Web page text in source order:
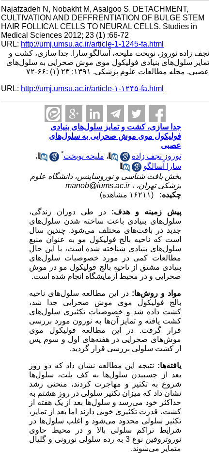
Najafzadeh N, Nobakht M, Asalgoo S. DETACHMENT,
CULTIVATION AND DEFFRENTIATION OF BULGE STEM
HAIR FOLLICAL CELLS TO NEURAL CELLS. Studies in
Medical Sciences 2012; 23 (1) :66-72
URL:http://umj.umsu.ac.ir/article-1-1245-fa.html
نجف زاده نوروز، نوبخت ملیحه، آسالگو سارا. جدا سازی، کشت و
تمایز سلول‌های بنیادی فولیکول موی موش صحرایی به سلول‌های
عصبی. مجله مطالعات علوم پزشکی. ۱۳۹۱; ۲۳ (۱) :۶۶-۷۲
URL:http://umj.umsu.ac.ir/article-۱-۱۲۴۵-fa.html
جدا سازی، کشت و تمایز سلول‌های بنیادی
فولیکول موی موش صحرایی به سلول‌های
عصبی
نوروز نجف زاده
،ملیحه نوبخت*
،
سارا آسالگو
بخش بافت شناسی و نوروساینس، دانشگاه علوم
پزشکی تهران، ، manob@iums.ac.ir
چکیده:
پیش زمینه و هدف:در طی دوران زندگی،
سلول‌هایبنیادی باعث ساخته شدنسلول‌های
جدید در بافت‌های مختلف می‌شود. چندین سال
است که ناحیه بالج فولیکول مو به عنوان منبع
سلول‌هایبنیادی شناخته شده است، با این حال
مطالعات کمی در مورد خصوصیاتسلول‌های
بنیادی مشتق از ناحیه بالج فولیکول مو در موش
صحرایی و در محیط آزمایشگاه انجام شده است.
مواد و روش‌ها:در این مطالعهسلول‌هایناحیه
بالج فولیکول موی موش صحرایی جدا شد،
کشت داده شد و خصوصیات تکثیریسلول‌های
کشت یافته و تمایز آن‌ها به نورون مورد بررسی
قرار گرفت. در این مطالعه فولیکول موی
موش‌های صحرایی در هفته‌های اول و سوم پس
از کشت سلولی بررسی قرار گردید.
یافته‌ها:نتیجه این مطالعه نشان داد که دوروز
بعد از چسبیدن سلول‌ها به کف پلت، سلول‌ها
شروع به تکثیر و مهاجرت کردند،منحنی رشد
نشان داد کهمیزان تکثیر سلولی در روز هشتم به
حداکثر خود می‌رسدوسلول‌هابعد از یک هفته از
کشت، قدرت تکثیری خوبی دارند اما بعد از تمایز،
تکثیر سلولی محدود می‌شود و اغلبسلول‌هادر
شرایط تراکم سلولی بالا و در محیط حاوی
نوروتروفین نوع 3 به رده سلولی نورونی و گلیال
متمایز می‌شوند.